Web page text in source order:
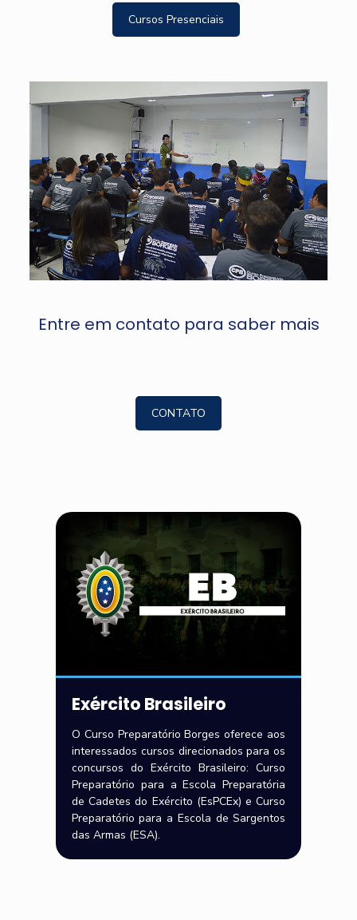
Cursos Presenciais
Entre em contato para saber mais
CONTATO
Exército Brasileiro
O Curso Preparatório Borges oferece aos
interessados cursos direcionados para os
concursos do Exército Brasileiro: Curso
Preparatório para a Escola Preparatória
de Cadetes do Exército (EsPCEx) e Curso
Preparatório para a Escola de Sargentos
das Armas (ESA).